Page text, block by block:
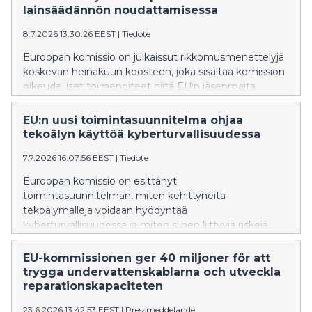
vahvistamista, jotta ne tukevat entistä tehokkaammin
lainsäädännön noudattamisessa
8.7.2026 13:30:26 EEST | Tiedote
Euroopan komissio on julkaissut rikkomusmenettelyjä
koskevan heinäkuun koosteen, joka sisältää komission
oikeudelliset toimenpiteet niitä EU:n jäsenmaita
vastaan, jotka eivät ole noudattaneet EU:n
lainsäädännön mukaisia velvoitteitaan. Suomi saa
komissiolta kolme huomautusta.
EU:n uusi toimintasuunnitelma ohjaa
tekoälyn käyttöä kyberturvallisuudessa
7.7.2026 16:07:56 EEST | Tiedote
Euroopan komissio on esittänyt
toimintasuunnitelman, miten kehittyneitä
tekoälymalleja voidaan hyödyntää
kyberturvallisuudessa ja miten siihen liittyviä riskejä
voidaan toisaalta torjua koordinoidusti. Uudet
kehittyneet tekoälymallit mullistavat
kyberturvallisuuden. Tekoälyn avulla rikolliset voivat
tunnistaa haavoittuvuuksia, automatisoida hyökkäyksiä
EU-kommissionen ger 40 miljoner för att
trygga undervattenskablarna och utveckla
reparationskapaciteten
23.6.2026 13:42:53 EEST | Pressmeddelande